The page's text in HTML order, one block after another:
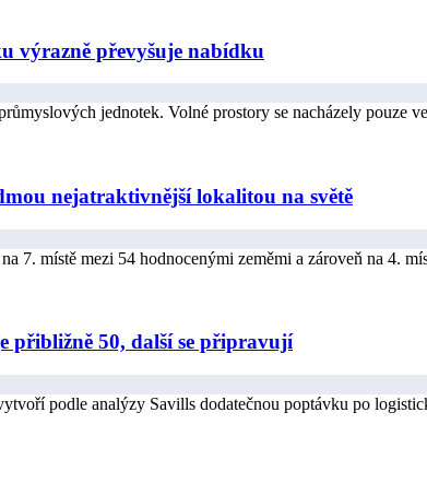
výrazně převyšuje nabídku
jednotek. Volné prostory se nacházely pouze
nejatraktivnější lokalitou na světě
7. místě mezi 54 hodnocenými zeměmi a zároveň na 4.
přibližně 50, další se připravují
podle analýzy Savills dodatečnou poptávku po